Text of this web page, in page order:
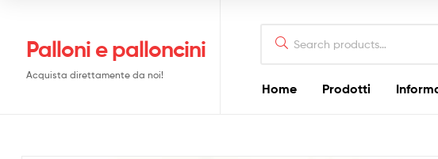
Palloni e palloncini
Acquista direttamente da noi!
for:
Home Prodotti